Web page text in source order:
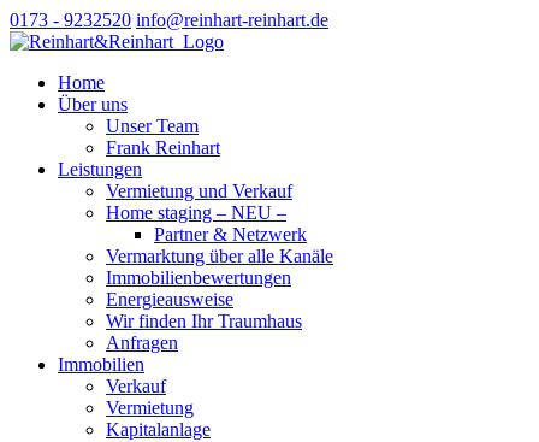
0173 - 9232520 info@reinhart-reinhart.de
Home
Über uns
Unser Team
Frank Reinhart
Leistungen
Vermietung und Verkauf
Home staging – NEU –
Partner & Netzwerk
Vermarktung über alle Kanäle
Immobilienbewertungen
Energieausweise
Wir finden Ihr Traumhaus
Anfragen
Immobilien
Verkauf
Vermietung
Kapitalanlage